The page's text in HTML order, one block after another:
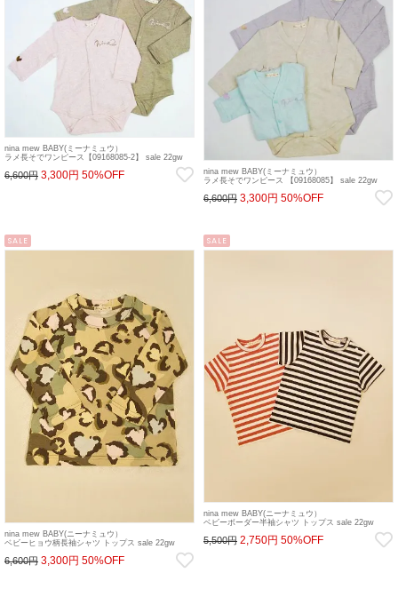
nina mew BABY(ミーナミュウ）
ラメ長そでワンピース【09168085-2】 sale 22gw
6,600円 3,300円 50%OFF
nina mew BABY(ミーナミュウ）
ラメ長そでワンピース 【09168085】 sale 22gw
6,600円 3,300円 50%OFF
SALE
nina mew BABY(ニーナミュウ）
ベビーヒョウ柄長袖シャツ トップス sale 22gw
6,600円 3,300円 50%OFF
SALE
nina mew BABY(ニーナミュウ）
ベビーボーダー半袖シャツ トップス sale 22gw
5,500円 2,750円 50%OFF